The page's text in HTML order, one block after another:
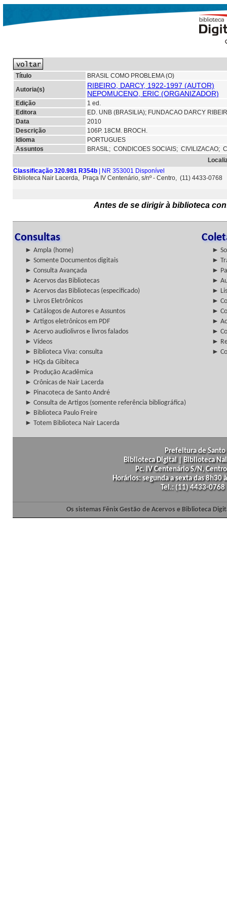
Título
BRASIL COMO PROBLEMA (O)
Autoria(s)
RIBEIRO, DARCY, 1922-1997 (AUTOR)
NEPOMUCENO, ERIC (ORGANIZADOR)
Edição
1 ed.
Editora
ED. UNB (BRASILIA); FUNDACAO DARCY
Data
2010
Descrição
106P. 18CM. BROCH.
Idioma
PORTUGUES
Assuntos
BRASIL; CONDICOES SOCIAIS; CIVILIZACAO;
Classificação 320.981 R354b | NR 353001 Disponível
Biblioteca Nair Lacerda, Praça IV Centenário, s/nº - Centro, (11) 4433-0768
Antes de se dirigir à biblioteca
Consultas
► Ampla (home)
►
► Somente Documentos digitais
►
► Consulta Avançada
►
► Acervos das Bibliotecas
►
► Acervos das Bibliotecas (especificado)
►
► Livros Eletrônicos
►
► Catálogos de Autores e Assuntos
►
► Artigos eletrônicos em PDF
►
► Acervo audiolivros e livros falados
►
► Vídeos
►
► Biblioteca Viva: consulta
►
► HQs da Gibiteca
► Produção Acadêmica
► Crônicas de Nair Lacerda
► Pinacoteca de Santo André
► Consulta de Artigos (somente referência bibliográfica)
► Biblioteca Paulo Freire
► Totem Biblioteca Nair Lacerda
Prefeitura de
Biblioteca Digital | Biblioteca
Pc. IV Centenário S/N,
Horários: segunda a sexta das
Tel.: (11) 4433-
Os sistemas Fênix Gestão de Acervos e Biblioteca